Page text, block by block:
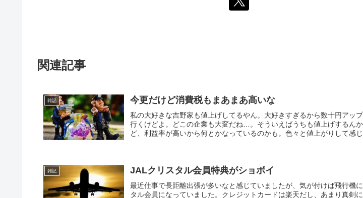
関連記事
雑記 今更だけど消費税もまあまあ高いな
私の大好きな吉野家も値上げしてるやん。大好きすぎるから数十円アッ
行くけどよ。どこの企業も大変だね…。そういえばうちも値上げするん
ど、利益率が高いから何とかなっているのかも。色々と値上がりして感じ
雑記 JALクリスタル会員特典がショボイ
最近仕事で長距離出張が多いなと感じていましたが、気が付けば飛行機
タル会員になっていました。クレジットカードは楽天だし、あまり真剣